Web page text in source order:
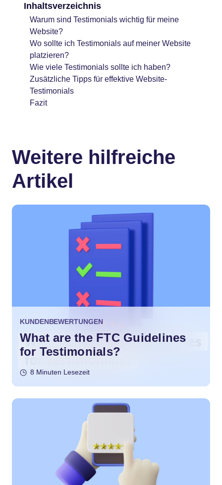
Inhaltsverzeichnis
Warum sind Testimonials wichtig für meine
Website?
Wo sollte ich Testimonials auf meiner Website
platzieren?
Wie viele Testimonials sollte ich haben?
Zusätzliche Tipps für effektive Website-
Testimonials
Fazit
Weitere hilfreiche
Artikel
KUNDENBEWERTUNGEN
What are the FTC Guidelines
for Testimonials?
8 Minuten Lesezeit